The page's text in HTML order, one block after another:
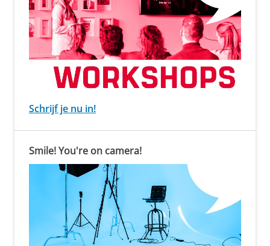
Schrijf je nu in!
Smile! You're on camera!